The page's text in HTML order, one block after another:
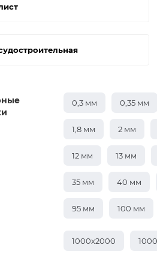
0,3 мм 0,35 мм
1,8 мм 2 мм
12 мм 13 мм
35 мм 40 мм
95 мм 100 мм
1000х2000